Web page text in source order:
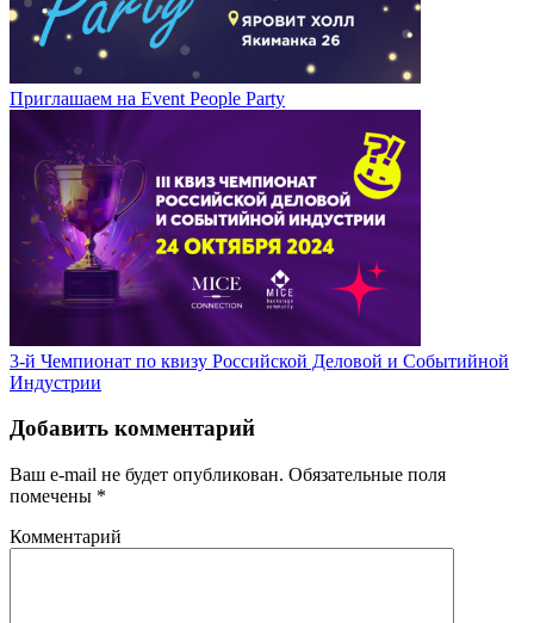
Приглашаем на Event People Party
3-й Чемпионат по квизу Российской Деловой и Событийной
Индустрии
Добавить комментарий
Ваш e-mail не будет опубликован. Обязательные поля
помечены *
Комментарий